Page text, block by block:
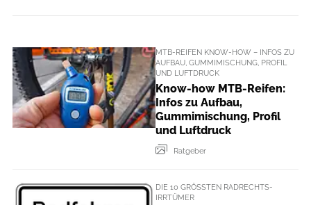
MTB-REIFEN KNOW-HOW – INFOS ZU
AUFBAU, GUMMIMISCHUNG, PROFIL
UND LUFTDRUCK
Know-how MTB-Reifen:
Infos zu Aufbau,
Gummimischung, Profil
und Luftdruck
Ratgeber
DIE 10 GRÖSSTEN RADRECHTS-I
RRTÜMER